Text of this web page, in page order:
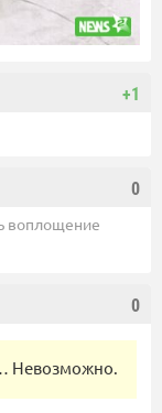
+1
0
воплощение
0
Невозможно.